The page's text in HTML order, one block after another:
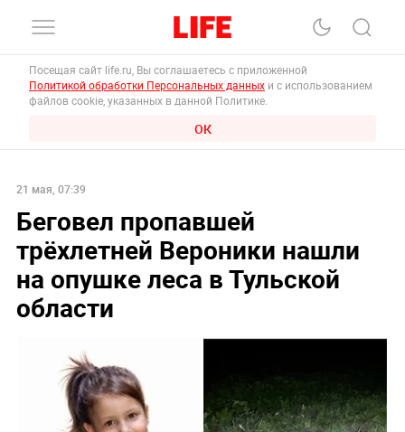
Посещая сайт life.ru, Вы соглашаетесь с приложенной
Политикой обработки Персональных данных и с использованием
файлов cookie, указанных в данной Политике.
ОК
21 мая, 07:39
Беговел пропавшей
трёхлетней Вероники нашли
на опушке леса в Тульской
области